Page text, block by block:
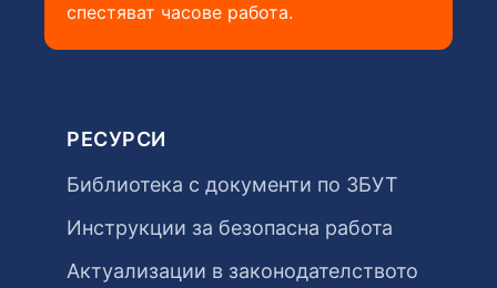
спестяват часове работа.
РЕСУРСИ
Библиотека с документи по ЗБУТ
Инструкции за безопасна работа
Актуализации в законодателството